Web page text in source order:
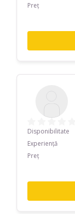
Preț
Disponibilitate
Experiență
Preț